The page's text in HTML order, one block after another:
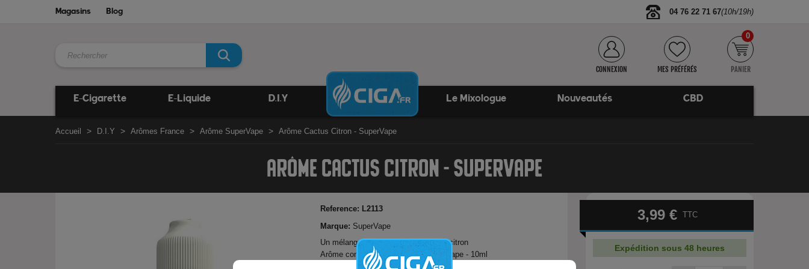
Magasins Blog 04 76 22 71 67(10h/19h)
CONNEXION MES PRÉFÉRÉS PANIER
0
E-Cigarette E-Liquide D.I.Y Le Mixologue Nouveautés CBD
Accueil D.I.Y Arômes France Arôme SuperVape Arôme Cactus Citron - SuperVape
ARÔME CACTUS CITRON - SUPERVAPE
Reference: L2113
Marque: SuperVape
Un mélange du gout du cactus et du citron
Arôme concentré français par SuperVape - 10ml
30 gouttes pour 10ml
3,99 € TTC
Expédition sous 48 heures